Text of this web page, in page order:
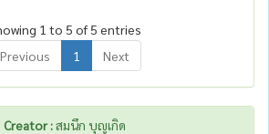
1 to 5 of 5 entries
Previous
1 Next
Creator :สมนึก บุญเกิด